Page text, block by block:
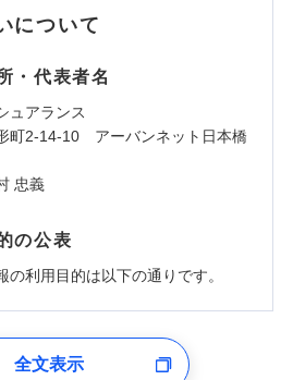
について
・代表者名
ュアランス
町2-14-10 アーバンネット日本橋
忠義
の公表
の利用目的は以下の通りです。
全文表示